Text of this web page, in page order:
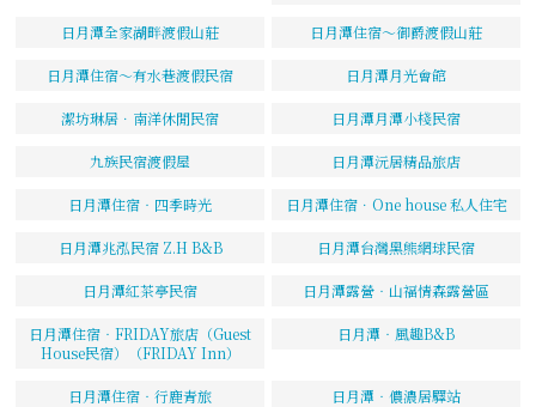
日月潭全家湖畔渡假山莊 日月潭住宿～御爵渡假山莊
日月潭住宿～有水巷渡假民宿 日月潭月光會館
潔坊琳居．南洋休閒民宿 日月潭月潭小棧民宿
九族民宿渡假屋 日月潭沅居精品旅店
日月潭住宿‧四季時光 日月潭住宿．One house 私人住宅
日月潭兆泓民宿 Z.H B&B 日月潭台灣黑熊網球民宿
日月潭紅茶亭民宿 日月潭露營‧山福情森露營區
日月潭住宿‧FRIDAY旅店（Guest
House民宿）（FRIDAY Inn）
日月潭‧風趣B&B
日月潭住宿‧行鹿青旅 日月潭‧儂濃居驛站